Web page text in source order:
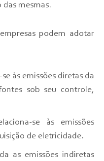
das mesmas.
podem adotar
às emissões diretas da
sob seu controle,
se às emissões
de eletricidade.
as emissões indiretas